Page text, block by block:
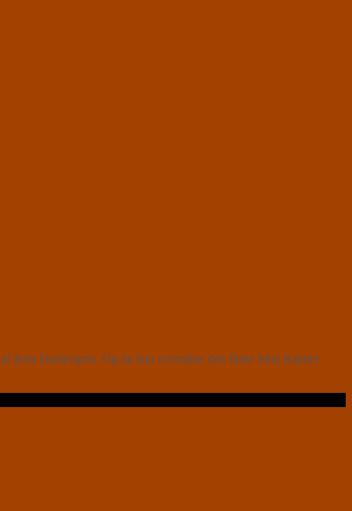
årets Hæderspris. Og da hun overrakte den flotte John Kørner